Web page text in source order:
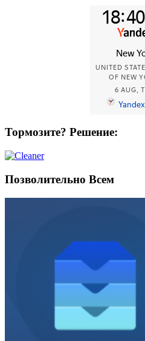
Тормозите? Решение:
Позволительно Всем